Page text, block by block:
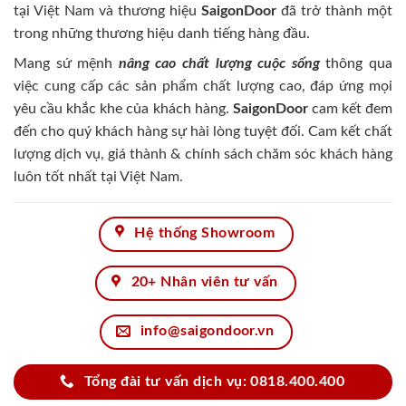
tại Việt Nam và thương hiệu SaigonDoor đã trở thành một
trong những thương hiệu danh tiếng hàng đầu.
Mang sứ mệnh nâng cao chất lượng cuộc sốngthông qua
việc cung cấp các sản phẩm chất lượng cao, đáp ứng mọi
yêu cầu khắc khe của khách hàng. SaigonDoorcam kết đem
đến cho quý khách hàng sự hài lòng tuyệt đối. Cam kết chất
lượng dịch vụ, giá thành & chính sách chăm sóc khách hàng
luôn tốt nhất tại Việt Nam.
Hệ thống Showroom
20+ Nhân viên tư vấn
info@saigondoor.vn
Tổng đài tư vấn dịch vụ: 0818.400.400